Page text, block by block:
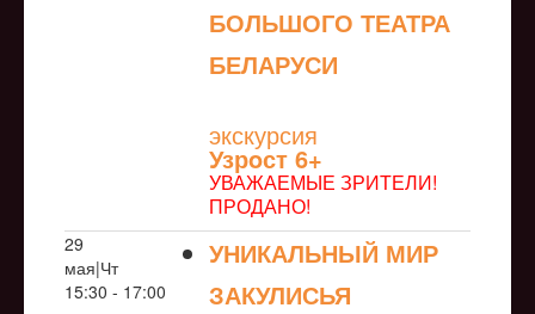
БОЛЬШОГО ТЕАТРА
БЕЛАРУСИ
экскурсия
Узрoст 6+
УВАЖАЕМЫЕ ЗРИТЕЛИ!
ПРОДАНО!
29
мая|Чт
15:30 - 17:00
УНИКАЛЬНЫЙ МИР
ЗАКУЛИСЬЯ